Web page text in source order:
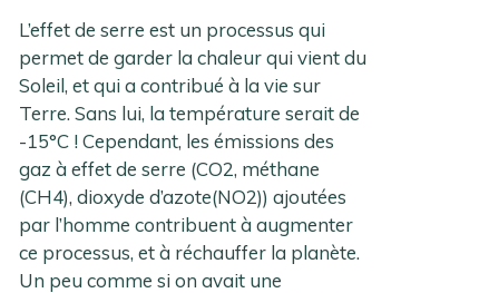
L’effet de serre est un processus qui
permet de garder la chaleur qui vient du
Soleil, et qui a contribué à la vie sur
Terre. Sans lui, la température serait de
-15°C ! Cependant, les émissions des
gaz à effet de serre (CO2, méthane
(CH4), dioxyde d’azote(NO2)) ajoutées
par l’homme contribuent à augmenter
ce processus, et à réchauffer la planète.
Un peu comme si on avait une